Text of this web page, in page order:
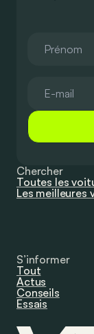
Chercher
Toutes les
Les meilleures
S’informer
Tout
Actus
Conseils
Essais